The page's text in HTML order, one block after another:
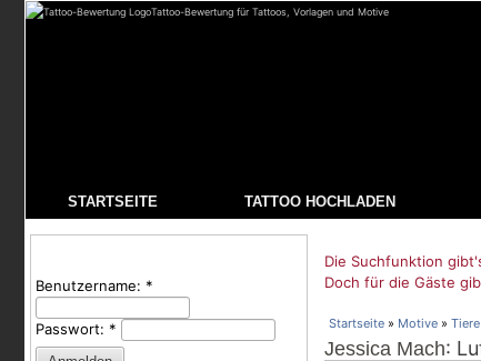
Tattoo-Bewertung für Tattoos, Vorlagen und Motive
STARTSEITE TATTOO HOCHLADEN
Benutzername: *
Passwort: *
Die Suchfunktion
Doch für die Gäste
Startseite » Motive » Tiere
Jessica Mach: